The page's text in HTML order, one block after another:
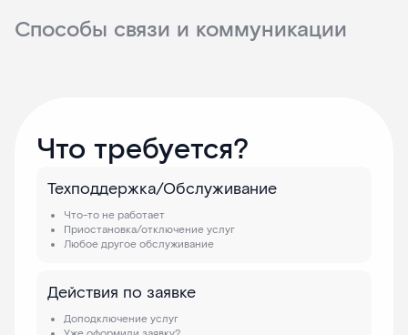
Способы связи и коммуникации
Что требуется?
Техподдержка/Обслуживание
Что-то не работает
Приостановка/отключение услуг
Любое другое обслуживание
Действия по заявке
Доподключение услуг